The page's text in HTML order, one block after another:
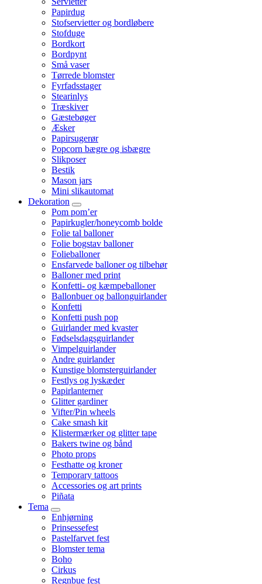
Papirdug
Stofservietter og bordløbere
Stofduge
Bordkort
Bordpynt
Små vaser
Tørrede blomster
Fyrfadsstager
Stearinlys
Træskiver
Gæstebøger
Æsker
Papirsugerør
Popcorn bægre og isbægre
Slikposer
Bestik
Mason jars
Mini slikautomat
Dekoration
Pom pom’er
Papirkugler/honeycomb bolde
Folie tal balloner
Folie bogstav balloner
Folieballoner
Ensfarvede balloner og tilbehør
Balloner med print
Konfetti- og kæmpeballoner
Ballonbuer og ballonguirlander
Konfetti
Konfetti push pop
Guirlander med kvaster
Fødselsdagsguirlander
Vimpelguirlander
Andre guirlander
Kunstige blomsterguirlander
Festlys og lyskæder
Papirlanterner
Glitter gardiner
Vifter/Pin wheels
Cake smash kit
Klistermærker og glitter tape
Bakers twine og bånd
Photo props
Festhatte og kroner
Temporary tattoos
Accessories og art prints
Piñata
Tema
Enhjørning
Prinsessefest
Pastelfarvet fest
Blomster tema
Boho
Cirkus
Regnbue fest